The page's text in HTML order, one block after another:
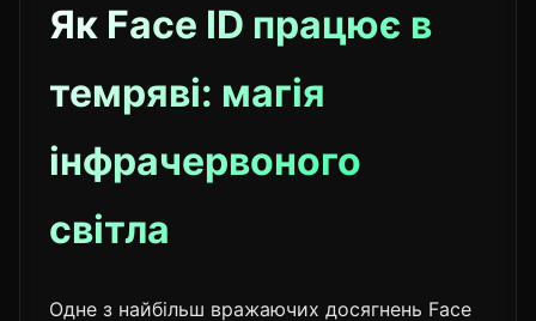
Як Face ID працює в
темряві: магія
інфрачервоного
світла
Одне з найбільш вражаючих досягнень Face